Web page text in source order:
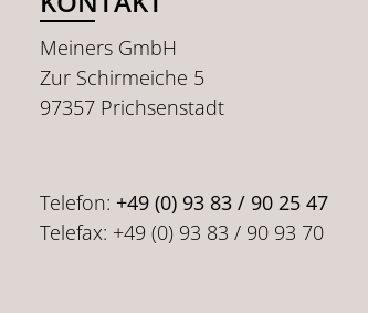
Meiners GmbH
Zur Schirmeiche 5
97357 Prichsenstadt
Telefon: +49 (0) 93 83 / 90 25 47
Telefax: +49 (0) 93 83 / 90 93 70